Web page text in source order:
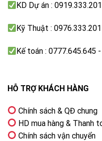
Bộ xử lý 4K HDR
Không bỏ lỡ bất kỳ chi
KD Dự án :
Kỹ Thuật :
Kế toán : 0777.645.645
HỖ TRỢ KHÁCH HÀNG
Chính sách & QĐ chung
HD mua hàng & Thanh
Chính sách vận chuyển